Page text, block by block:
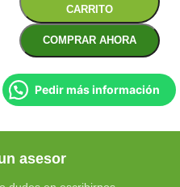
CARRITO
COMPRAR AHORA
Pedir más información
asesor